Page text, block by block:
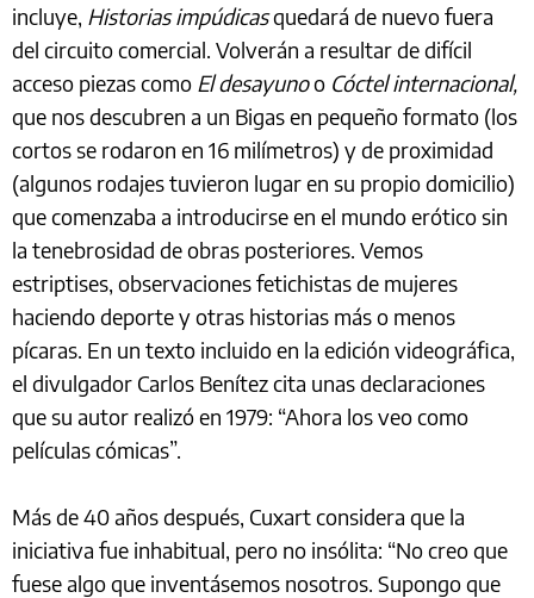
incluye, Historias impúdicasquedará de nuevo fuera
del circuito comercial. Volverán a resultar de difícil
acceso piezas como El desayunoo Cóctel internacional,
que nos descubren a un Bigas en pequeño formato (los
cortos se rodaron en 16 milímetros) y de proximidad
(algunos rodajes tuvieron lugar en su propio domicilio)
que comenzaba a introducirse en el mundo erótico sin
la tenebrosidad de obras posteriores. Vemos
estriptises, observaciones fetichistas de mujeres
haciendo deporte y otras historias más o menos
pícaras. En un texto incluido en la edición videográfica,
el divulgador Carlos Benítez cita unas declaraciones
que su autor realizó en 1979: “Ahora los veo como
películas cómicas”.
Más de 40 años después, Cuxart considera que la
iniciativa fue inhabitual, pero no insólita: “No creo que
fuese algo que inventásemos nosotros. Supongo que